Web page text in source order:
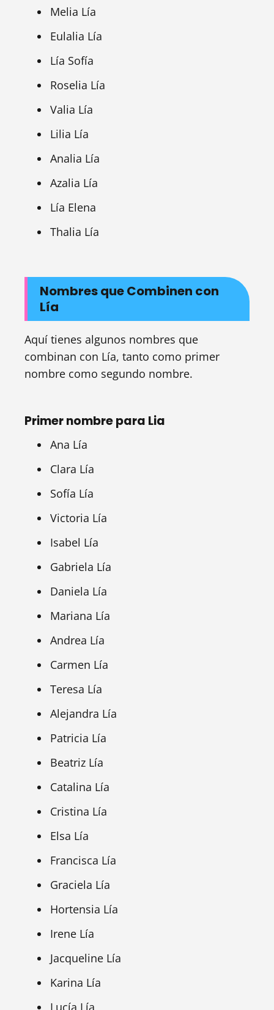
Melia Lía
Eulalia Lía
Lía Sofía
Roselia Lía
Valia Lía
Lilia Lía
Analia Lía
Azalia Lía
Lía Elena
Thalia Lía
Nombres que Combinen con
Lía
Aquí tienes algunos nombres que
combinan con Lía, tanto como primer
nombre como segundo nombre.
Primer nombre para Lia
Ana Lía
Clara Lía
Sofía Lía
Victoria Lía
Isabel Lía
Gabriela Lía
Daniela Lía
Mariana Lía
Andrea Lía
Carmen Lía
Teresa Lía
Alejandra Lía
Patricia Lía
Beatriz Lía
Catalina Lía
Cristina Lía
Elsa Lía
Francisca Lía
Graciela Lía
Hortensia Lía
Irene Lía
Jacqueline Lía
Karina Lía
Lucía Lía